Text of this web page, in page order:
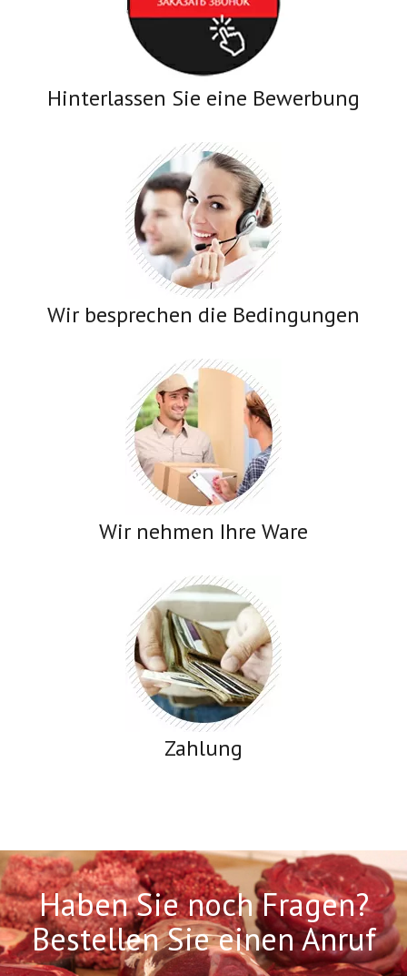
Hinterlassen Sie eine Bewerbung
Wir besprechen die Bedingungen
Wir nehmen Ihre Ware
Zahlung
Haben Sie noch Fragen?
Bestellen Sie einen Anruf